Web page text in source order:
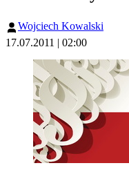
Wojciech Kowalski
17.07.2011 | 02:00